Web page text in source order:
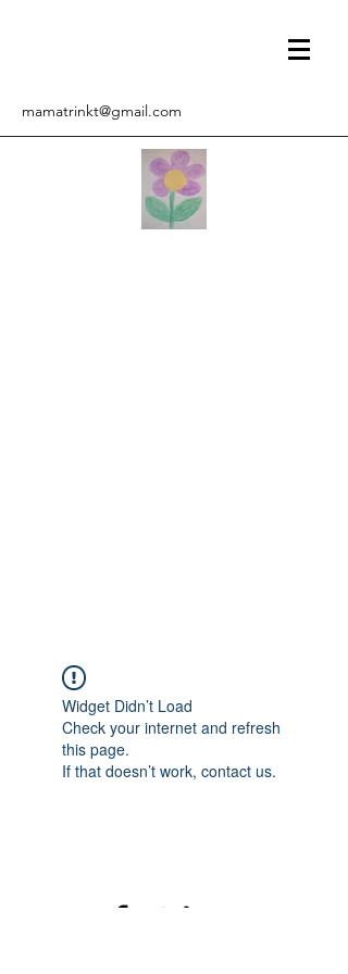
mamatrinkt@gmail.com
Widget Didn’t Load
Check your internet and refresh
this page.
If that doesn’t work, contact us.